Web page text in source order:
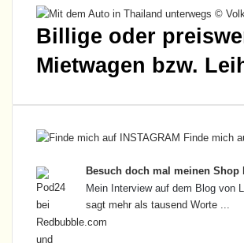
Billige oder
Mietwagen bzw.
Finde mich
Besuch doch mal meinen Shop
Mein Interview auf dem Blog von
sagt mehr als tausend Worte ...